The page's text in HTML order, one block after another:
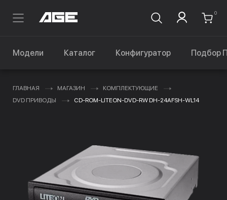
0
Модели Каталог Конфигуратор Подбор
ГЛАВНАЯ МАГАЗИН
КОМПЛЕКТУЮЩИЕ
DVD ПРИВОДЫ
CD-ROM-LITEON-DVD-RW DH-24AFSH-WL14